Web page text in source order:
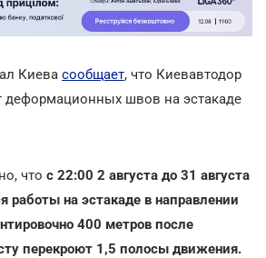
Киева сообщает, что Киевавтодор
деформационных швов на эстакаде
что с 22:00 2 августа до 31 августа
работы на эстакаде в направлении
400 метров после
перекроют 1,5 полосы движения.